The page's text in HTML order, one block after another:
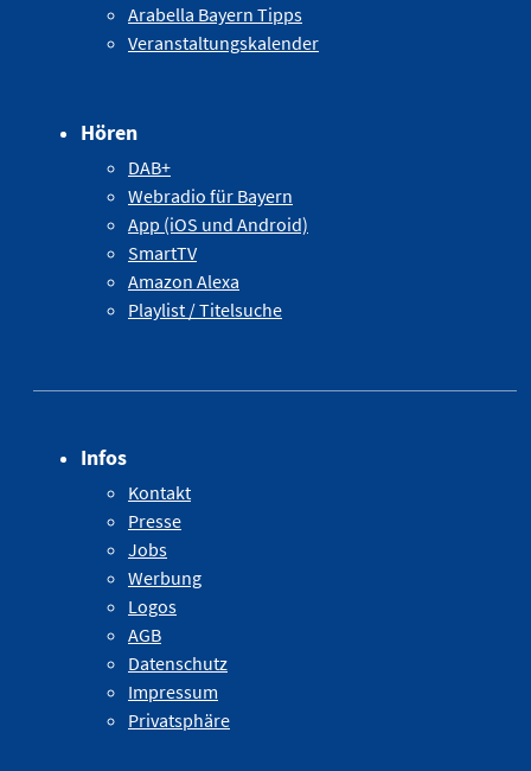
Arabella Bayern Tipps
Veranstaltungskalender
Hören
DAB+
Webradio für Bayern
App (iOS und Android)
SmartTV
Amazon Alexa
Playlist / Titelsuche
Infos
Kontakt
Presse
Jobs
Werbung
Logos
AGB
Datenschutz
Impressum
Privatsphäre